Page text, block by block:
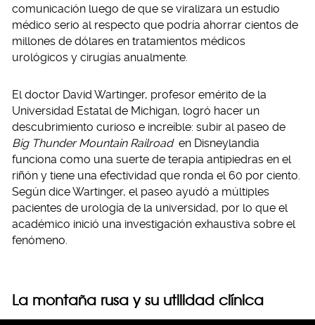
comunicación luego de que se viralizara un estudio
médico serio al respecto que podría ahorrar cientos de
millones de dólares en tratamientos médicos
urológicos y cirugías anualmente.
El doctor David Wartinger, profesor emérito de la
Universidad Estatal de Michigan, logró hacer un
descubrimiento curioso e increíble: subir al paseo de
Big Thunder Mountain Railroad en Disneylandia
funciona como una suerte de terapia antipiedras en el
riñón y tiene una efectividad que ronda el 60 por ciento.
Según dice Wartinger, el paseo ayudó a múltiples
pacientes de urología de la universidad, por lo que el
académico inició una investigación exhaustiva sobre el
fenómeno.
La montaña rusa y su utilidad clínica